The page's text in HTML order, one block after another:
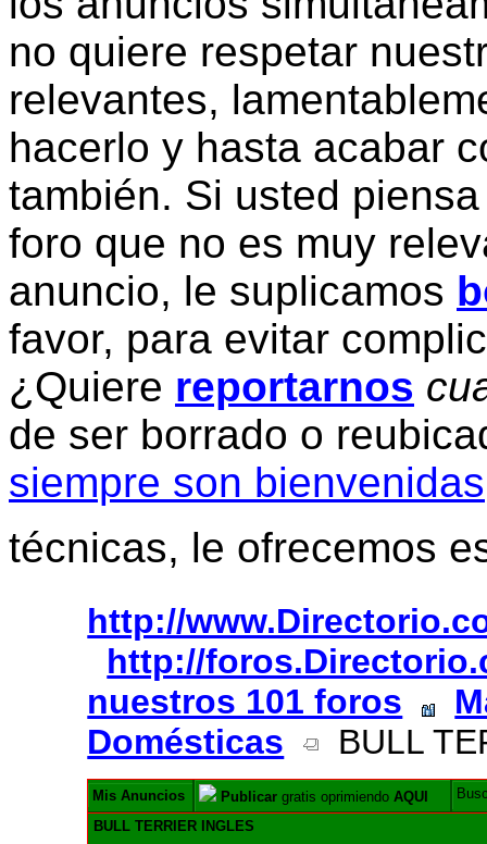
no quiere respetar
relevantes,
hacerlo y hasta acabar
también. Si usted
foro que no es muy
anuncio, le suplicamos
favor, para evitar
¿Quiere reportarnos
de ser borrado o
siempre son bienvenidas
técnicas, le ofrecemos
http://
http://
nuestros 101 foros
Domésticas
BULL
Mis Anuncios Publicar gratis oprimiendoAQUI
BULL TERRIER INGLES